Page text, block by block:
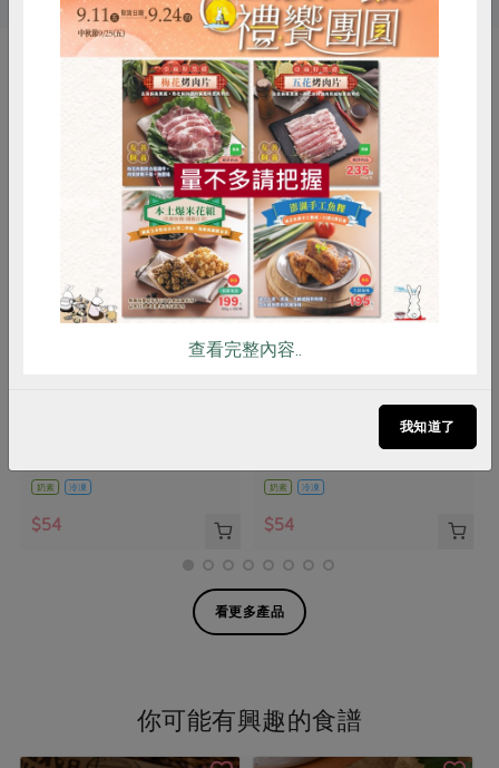
你可能有興趣的產品
奶素 冷凍
$54
奶素 冷凍
$54
看更多產品
你可能有興趣的食譜
RPET 食譜 減硝酸鹽
雞蛋 食安 共同購買
查看完整內容..
我知道了